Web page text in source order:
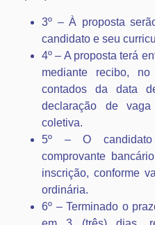
3º – À proposta
candidato e seu
4º – A proposta terá
mediante recibo,
contados da data
declaração de
coletiva.
5º – O candidato
comprovante
inscrição, conforme
ordinária.
6º – Terminado o